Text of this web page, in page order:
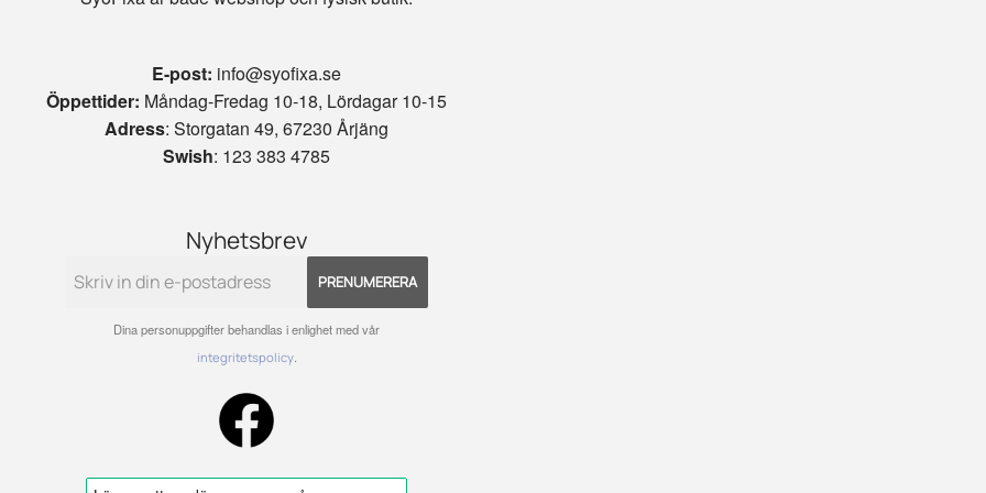
E-post: info@syofixa.se
Öppettider: Måndag-Fredag 10-18, Lördagar 10-15
Adress: Storgatan 49, 67230 Årjäng
Swish: 123 383 4785
Nyhetsbrev
PRENUMERERA
Dina personuppgifter behandlas i enlighet med vår
integritetspolicy.